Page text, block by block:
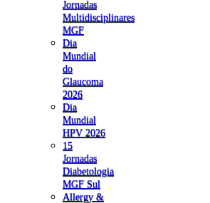
Jornadas
Multidisciplinares
MGF
Dia
Mundial
do
Glaucoma
2026
Dia
Mundial
HPV 2026
15
Jornadas
Diabetologia
MGF Sul
Allergy &